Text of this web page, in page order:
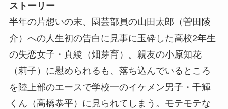
ストーリー
半年の片想いの末、園芸部員の山田太郎（曽田陵
介）への人生初の告白に見事に玉砕した高校2年生
の失恋女子・真綾（畑芽育）。親友の小原知花
（莉子）に慰められるも、落ち込んでいるところ
を陸上部のエースで学校一のイケメン男子・千輝
くん（高橋恭平）に見られてしまう。モテモテな